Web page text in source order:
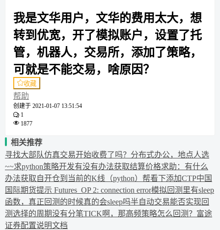
我是文华用户，文华的费用太大，想
转到优宽，开了模拟账户，设置了托
管，机器人，交易所，添加了策略，
可就是不能交易，啥原因？
收藏
帮助
创建于 2021-01-07 13:51:54
1
1877
相关推荐
寻找大部队仿真交易开始收费了吗？ 分布式办公，地点人选
~~求python策略开发有没有办法获取结算价格求助：有什么
办法获取自开仓到当前的K线（python） 帮看下添加CTP中国
国际期货提示 Futures_OP 2: connection error模拟回测里有sleep
函数，真正回测的时候真的会sleep吗半自动交易能否实现回
测选择的周期没有分笔TICK啊，那高频策略怎么回测？ 富途
证券配置说明文档